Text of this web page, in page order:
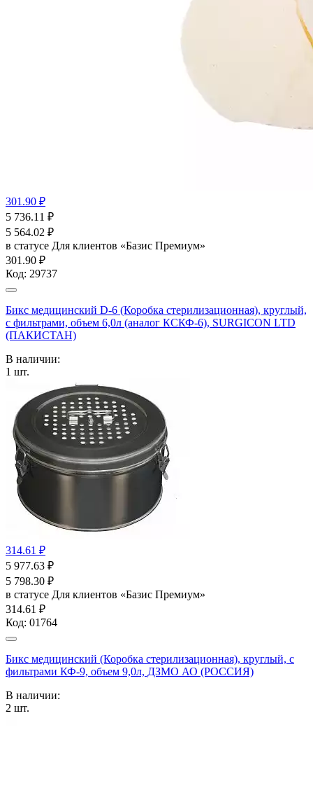
301.90 ₽
5 736.11 ₽
5 564.02 ₽
в статусе Для клиентов «Базис Премиум»
301.90 ₽
Код: 29737
Бикс медицинский D-6 (Коробка стерилизационная), круглый,
с фильтрами, объем 6,0л (аналог КСКФ-6), SURGICON LTD
(ПАКИСТАН)
В наличии:
1 шт.
314.61 ₽
5 977.63 ₽
5 798.30 ₽
в статусе Для клиентов «Базис Премиум»
314.61 ₽
Код: 01764
Бикс медицинский (Коробка стерилизационная), круглый, с
фильтрами КФ-9, объем 9,0л, ДЗМО АО (РОССИЯ)
В наличии:
2 шт.